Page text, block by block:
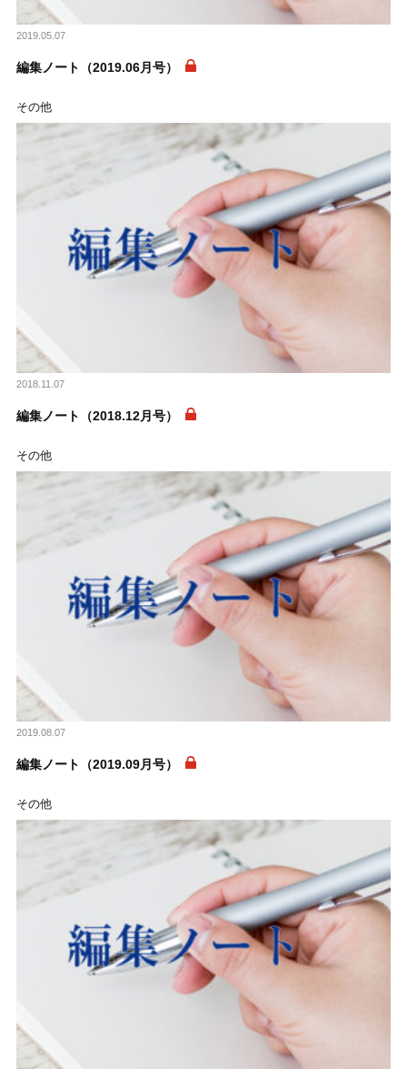
2019.05.07
編集ノート（2019.06月号）
その他
2018.11.07
編集ノート（2018.12月号）
その他
2019.08.07
編集ノート（2019.09月号）
その他